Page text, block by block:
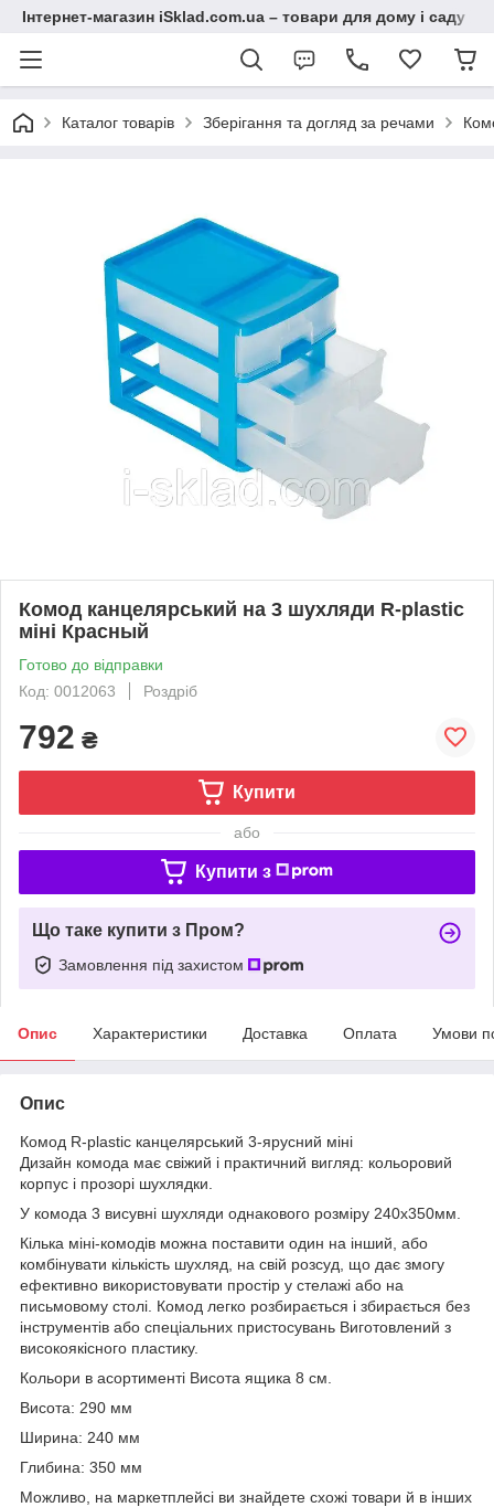
Інтернет-магазин iSklad.com.ua – товари для дому і саду
Каталог товарів Зберігання та догляд за речами
Комод канцелярський на 3 шухляди R-plastic
міні Красный
Готово до відправки
Код: 0012063
Роздріб
792 ₴
Купити
або
Купити з
Що таке купити з Пром?
Замовлення під захистом
Опис Характеристики Доставка Оплата Умови
Опис
Комод R-plastic канцелярський 3-ярусний міні
Дизайн комода має свіжий і практичний вигляд: кольоровий
корпус і прозорі шухлядки.
У комода 3 висувні шухляди однакового розміру 240х350мм.
Кілька міні-комодів можна поставити один на інший, або
комбінувати кількість шухляд, на свій розсуд, що дає змогу
ефективно використовувати простір у стелажі або на
письмовому столі. Комод легко розбирається і збирається без
інструментів або спеціальних пристосувань Виготовлений з
високоякісного пластику.
Кольори в асортименті Висота ящика 8 см.
Висота: 290 мм
Ширина: 240 мм
Глибина: 350 мм
Можливо, на маркетплейсі ви знайдете схожі товари й в інших